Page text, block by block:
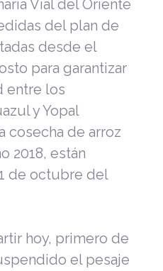
Vial del Oriente
del plan de
desde el
para garantizar
entre los
y Yopal
cosecha de arroz
2018, están
de octubre del
hoy, primero de
el pesaje